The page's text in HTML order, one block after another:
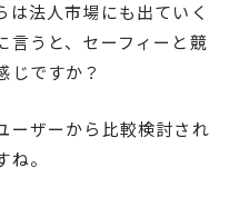
は法人市場にも出ていく
言うと、セーフィーと競
じですか？
ーザーから比較検討され
。